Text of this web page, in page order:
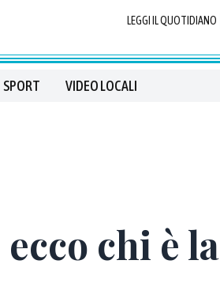
LEGGI IL QUOTIDIANO
SPORT VIDEO LOCALI
chi è la